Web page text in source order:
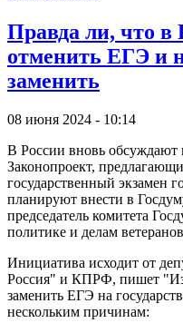
Правда ли, что в
отменить ЕГЭ и
заменить
08 июня 2024 - 10:14
В России вновь
Законопроект,
государственный экзамен
планируют внести в
председатель комитета
политике и делам
Инициатива исходит от
Россия" и КПРФ, пишет
заменить ЕГЭ на
нескольким причинам: